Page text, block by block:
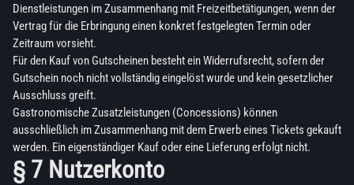
Dienstleistungen im Zusammenhang mit Freizeitbetätigungen, wenn der
Vertrag für die Erbringung einen konkret festgelegten Termin oder
Zeitraum vorsieht.
Für den Kauf von Gutscheinen besteht ein Widerrufsrecht, sofern der
Gutschein noch nicht vollständig eingelöst wurde und kein gesetzlicher
Ausschluss greift.
Gastronomische Zusatzleistungen (Concessions) können
ausschließlich im Zusammenhang mit dem Erwerb eines Tickets gekauft
werden. Ein eigenständiger Kauf oder eine Lieferung erfolgt nicht.
§ 7 Nutzerkonto